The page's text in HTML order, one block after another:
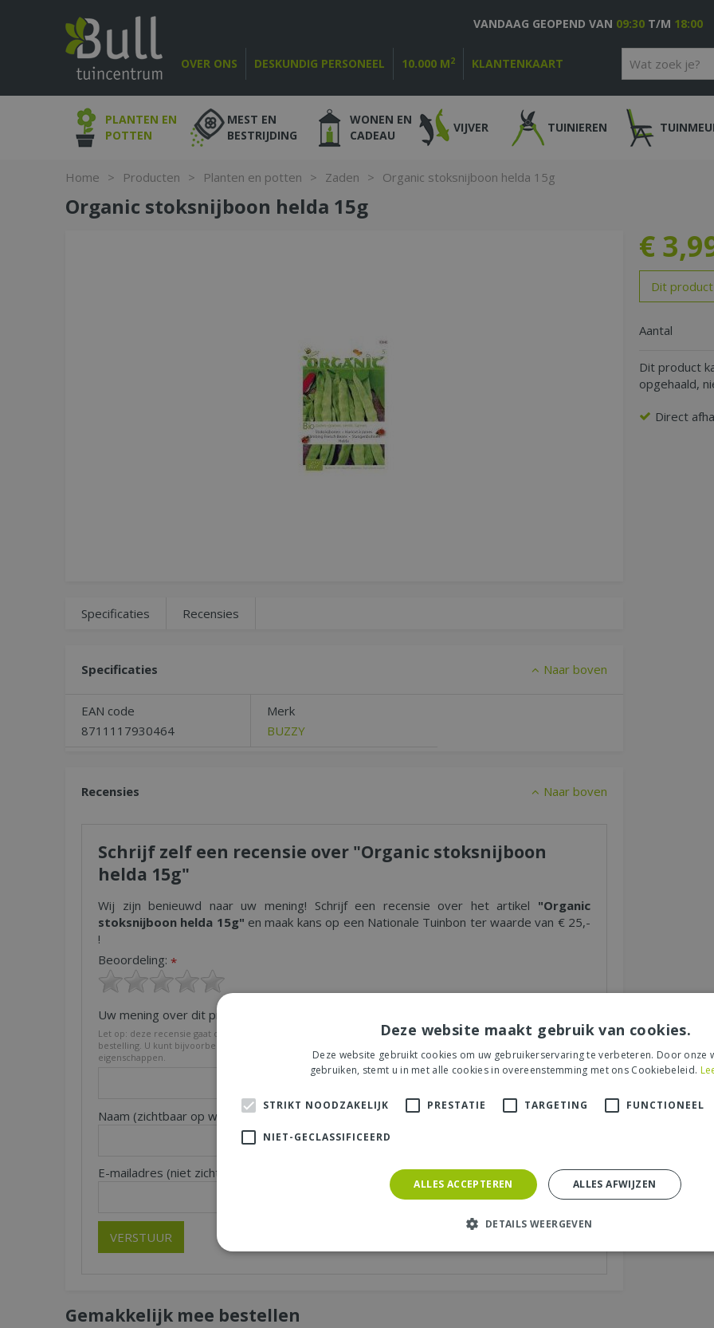
Home > Producten > Planten en potten > Zaden > Organic stoksnijboon helda 15g
OVER ONS DESKUNDIG PERSONEEL 10.000 M2 KLANTENKAART
VANDAAG GEOPEND VAN 09:30 T/M 18:00
PLANTEN EN
POTTEN
MEST EN
BESTRIJDING
WONEN EN
CADEAU
VIJVER TUINIEREN
Organic stoksnijboon helda 15g
€ 3,
Dit
Aantal
Dit product
opgehaald,
Direct
Specificaties Recensies
Specificaties Naar boven
EAN code
8711117930464
Merk
BUZZY
Recensies Naar boven
Schrijf zelf een recensie over "Organic stoksnijboon
helda 15g"
Wij zijn benieuwd naar uw mening! Schrijf een recensie over het artikel "Organic
stoksnijboon helda 15g" en maak kans op een Nationale Tuinbon ter waarde van € 25,-
!
Beoordeling: *
Uw mening over dit product:
Let op: deze recensie gaat over het product en niet over ons tuincentrum, de service of levering van uw
bestelling. U kunt bijvoorbeeld in gaan op de kwaliteit van het product, de look & feel en belangrijke
eigenschappen.
Naam (zichtbaar op website): Plaats (zichtbaar op website):
E-mailadres (niet zichtbaar):
Gemakkelijk mee bestellen
Deze website maakt gebruik van cookies.
Deze website gebruikt cookies om uw gebruikerservaring te verbeteren. Door onze
gebruiken, stemt u in met alle cookies in overeenstemming met ons Cookiebeleid.
STRIKT NOODZAKELIJK PRESTATIE TARGETING FUNCTIONEEL
NIET-GECLASSIFICEERD
ALLES ACCEPTEREN ALLES AFWIJZEN
DETAILS WEERGEVEN